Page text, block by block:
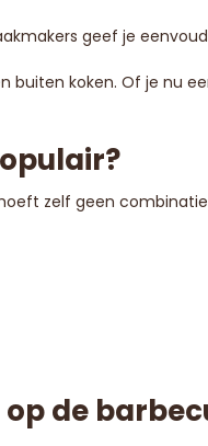
geef je
koken. Of je nu
zelf geen
de